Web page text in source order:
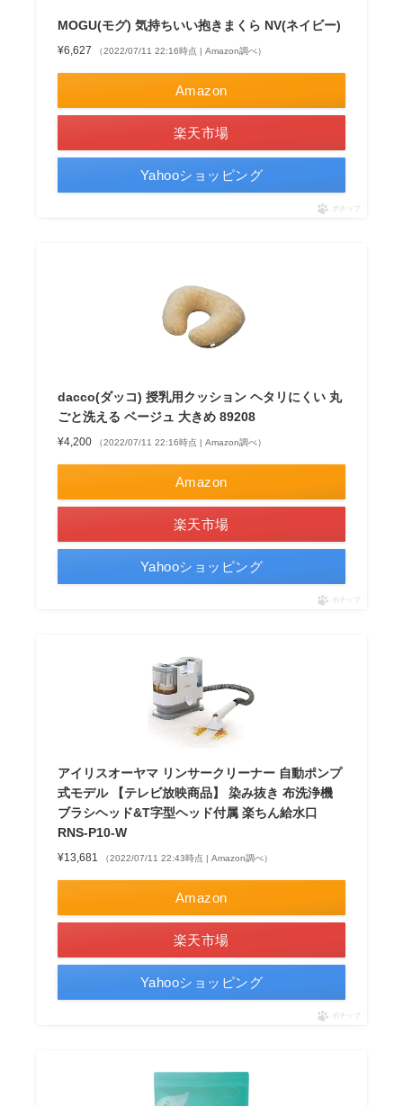
MOGU(モグ) 気持ちいい抱きまくら NV(ネイビー)
¥6,627 （2022/07/11 22:16時点 | Amazon調べ）
Amazon
楽天市場
Yahooショッピング
ポチップ
dacco(ダッコ) 授乳用クッション ヘタリにくい 丸
ごと洗える ベージュ 大きめ 89208
¥4,200 （2022/07/11 22:16時点 | Amazon調べ）
Amazon
楽天市場
Yahooショッピング
ポチップ
アイリスオーヤマ リンサークリーナー 自動ポンプ
式モデル 【テレビ放映商品】 染み抜き 布洗浄機
ブラシヘッド&T字型ヘッド付属 楽ちん給水口
RNS-P10-W
¥13,681 （2022/07/11 22:43時点 | Amazon調べ）
Amazon
楽天市場
Yahooショッピング
ポチップ